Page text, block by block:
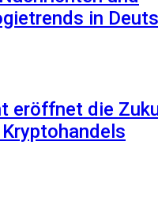
in
eröffnet die